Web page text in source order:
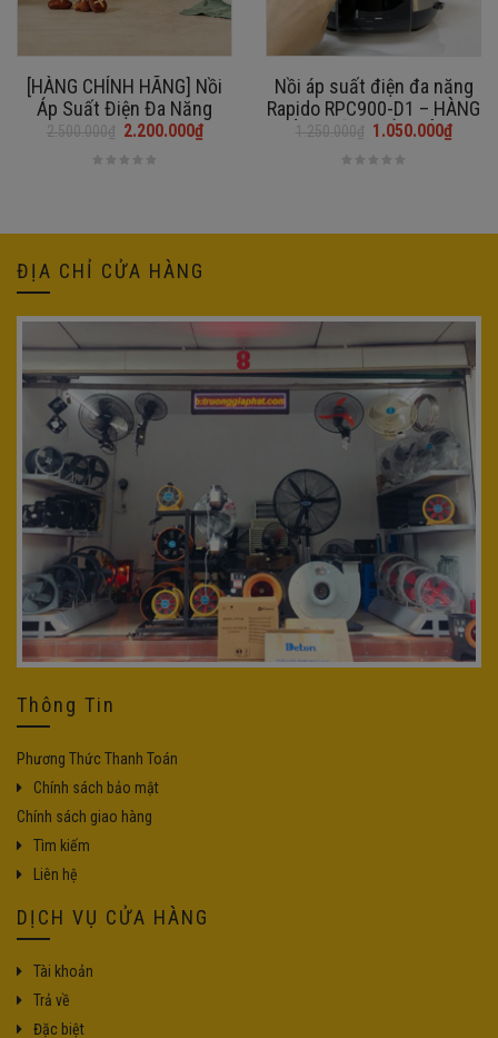
[HÀNG CHÍNH HÃNG] Nồi
Áp Suất Điện Đa Năng
OLIVO PC60 – 16 Chức
2.500.000₫ 2.200.000₫
2.200.000₫.
Nồi áp suất điện đa năng
Rapido RPC900-D1 – HÀNG
CHÍNH HÃNG BẢO HÀNH 1
1.250.000₫ 1.050.000₫
1.050.000₫.
ĐỊA CHỈ CỬA HÀNG
Thông Tin
Phương Thức Thanh Toán
Chính sách bảo mật
Chính sách giao hàng
Tìm kiếm
Liên hệ
DỊCH VỤ CỬA HÀNG
Tài khoản
Trả về
Đặc biệt